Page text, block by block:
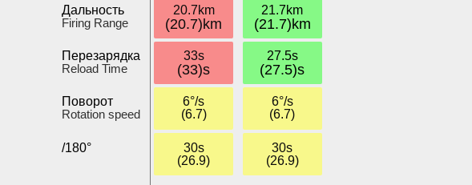
Дальность
Firing Range
Перезарядка
Reload Time
Поворот
Rotation speed
/180°
20.7km
(20.7)km
33s
(33)s
6°/s
(6.7)
30s
(26.9)
21.7km
(21.7)km
27.5s
(27.5)s
6°/s
(6.7)
30s
(26.9)